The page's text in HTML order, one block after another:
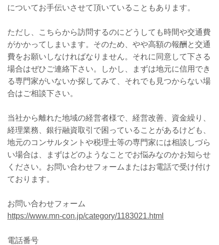
についてお手伝いさせて頂いていることもあります。
ただし、こちらから訪問するのにどうしても時間や交通費
がかかってしまいます。そのため、やや高額の報酬と交通
費をお願いしなければなりません。それに同意して下さる
場合はぜひご連絡下さい。しかし、まずは地元に信用でき
る専門家がいないか探してみて、それでも見つからない場
合はご相談下さい。
当社から離れた地域の経営者様で、経営改善、資金繰り、
経理業務、銀行融資取引で困っていることがあるけども、
地元のコンサルタントや税理士等の専門家には相談しづら
い場合は、まずはどのようなことでお悩みなのかお知らせ
ください。お問い合わせフォームまたはお電話で受け付け
ております。
お問い合わせフォーム
https://www.mn-con.jp/category/1183021.html
電話番号